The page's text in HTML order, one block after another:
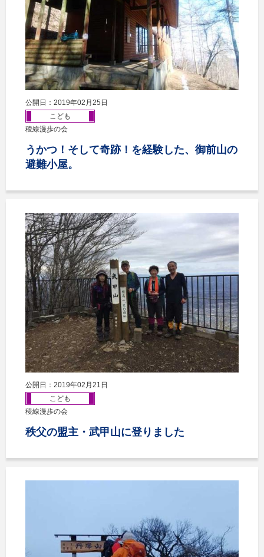
公開日：2019年02月25日
こども
稜線漫歩の会
うかつ！そして奇跡！を経験した、御前山の
避難小屋。
公開日：2019年02月21日
こども
稜線漫歩の会
秩父の盟主・武甲山に登りました